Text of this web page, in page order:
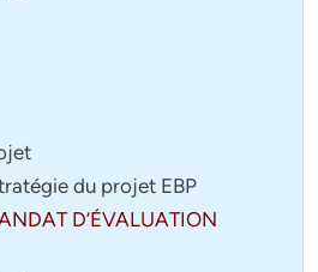
du projet EBP
D’ÉVALUATION